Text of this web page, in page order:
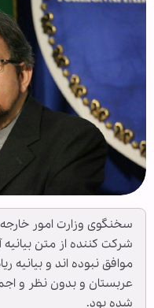
سخنگوی وزارت امور
شرکت کننده از متن بیانیه
موافق نبوده اند و بیانیه
عربستان و بدون نظر و
شده بود.